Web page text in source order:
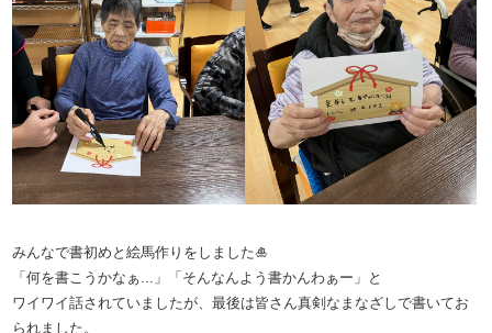
みんなで書初めと絵馬作りをしました🎍
「何を書こうかなぁ...」「そんなんよう書かんわぁー」と
ワイワイ話されていましたが、最後は皆さん真剣なまなざしで書いてお
られました。